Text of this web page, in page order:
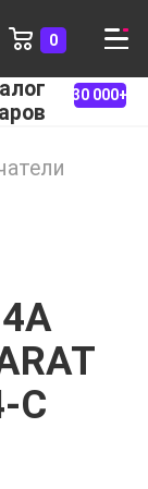
0
30 000+
C